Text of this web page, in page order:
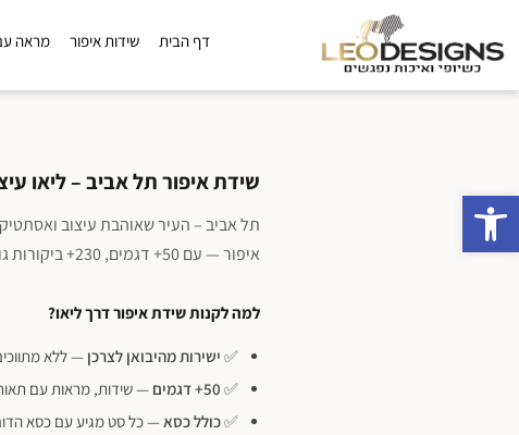
דף הבית שידות איפור מראה
שידת איפור תל אביב – ליאו
תל אביב – העיר שאוהבת עיצוב
איפור — עם 50+ דגמים, 230+ ביקורות גוגל בציון 4.9 כוכבים, ו-5 שנות ניסיון.
למה לקנות שידת איפור דרך ליאו?
✅ ישירות מהיבואן לצרכן — ללא
✅ 50+ דגמים
— שידות, מראות עם
✅כולל כסא— כל סט מגיע עם כסא
פתח סרגל נגישות